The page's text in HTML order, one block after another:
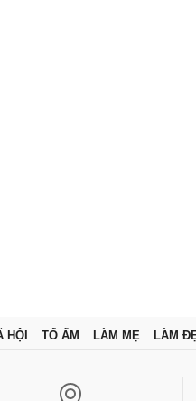
HỘI TỔ ẤM LÀM MẸ LÀM